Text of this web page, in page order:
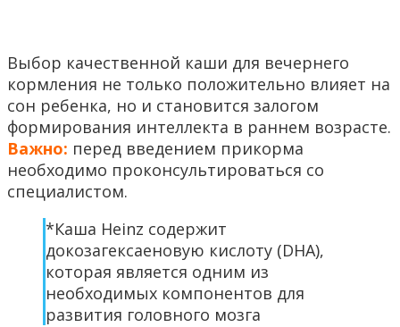
Выбор качественной каши для вечернего
кормления не только положительно влияет на
сон ребенка, но и становится залогом
формирования интеллекта в раннем возрасте.
Важно: перед введением прикорма
необходимо проконсультироваться со
специалистом.
*Каша Heinz содержит
докозагексаеновую кислоту (DHA),
которая является одним из
необходимых компонентов для
развития головного мозга